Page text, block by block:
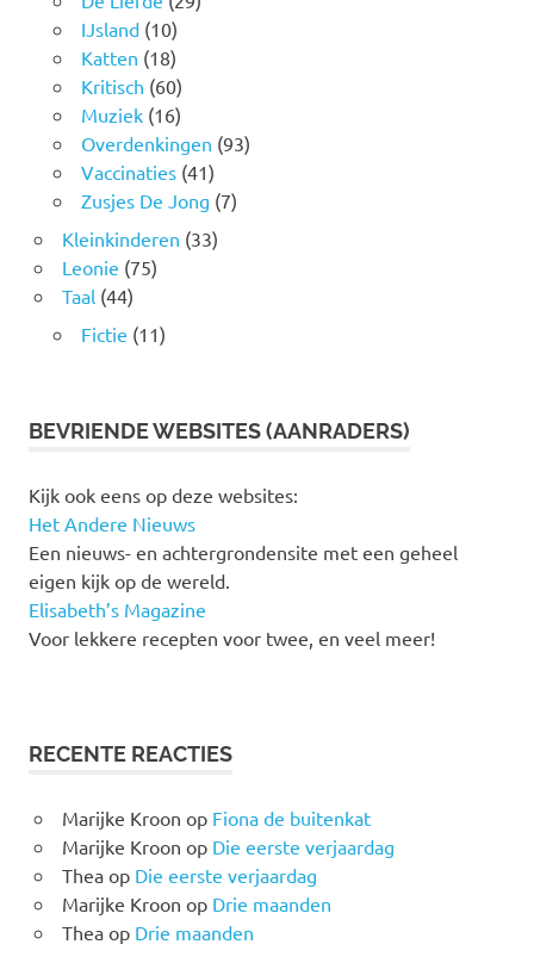
IJsland(10)
Katten (18)
Kritisch (60)
Muziek(16)
Overdenkingen (93)
Vaccinaties(41)
Zusjes De Jong (7)
Kleinkinderen (33)
Leonie (75)
Taal (44)
Fictie (11)
BEVRIENDE WEBSITES (AANRADERS)
Kijk ook eens op deze websites:
Het Andere Nieuws
Een nieuws- en achtergrondensite met een geheel
eigen kijk op de wereld.
Elisabeth’s Magazine
Voor lekkere recepten voor twee, en veel meer!
RECENTE REACTIES
Marijke Kroon op Fiona de buitenkat
Marijke Kroon op Die eerste verjaardag
Theaop Die eerste verjaardag
Marijke Kroon op Drie maanden
Theaop Drie maanden